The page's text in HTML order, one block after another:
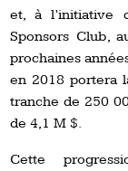
et, à l’initiative
Sponsors Club,
prochaines
en 2018 portera
tranche de 250
de 4,1 M $.
Cette